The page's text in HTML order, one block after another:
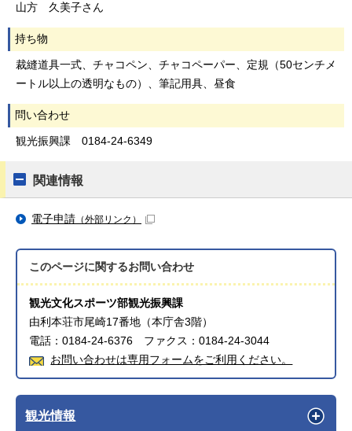
山方 久美子さん
持ち物
裁縫道具一式、チャコペン、チャコペーパー、定規（50センチメ
ートル以上の透明なもの）、筆記用具、昼食
問い合わせ
観光振興課 0184-24-6349
関連情報
電子申請 （外部リンク）
このページに関するお問い合わせ
観光文化スポーツ部観光振興課
由利本荘市尾崎17番地（本庁舎3階）
電話：0184-24-6376 ファクス：0184-24-3044
お問い合わせは専用フォームをご利用ください。
観光情報